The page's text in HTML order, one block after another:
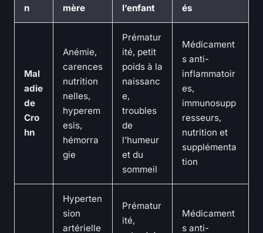
n
mère
l’enfant
és
Mal
adie
de
Cro
hn
Anémie,
carences
nutrition
nelles,
hyperem
esis,
hémorra
gie
Prématur
ité, petit
poids à la
naissanc
e,
troubles
de
l’humeur
et du
sommeil
Médicament
s anti-
inflammatoir
es,
immunosupp
resseurs,
nutrition et
supplémenta
tion
Hyperten
sion
artérielle
Prématur
ité,
Médicament
s anti-